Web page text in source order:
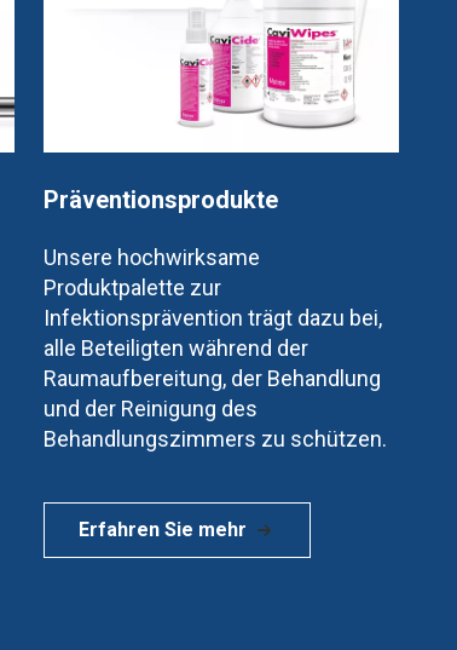
Präventionsprodukte
Unsere hochwirksame
Produktpalette zur
Infektionsprävention trägt dazu bei,
alle Beteiligten während der
Raumaufbereitung, der Behandlung
und der Reinigung des
Behandlungszimmers zu schützen.
Erfahren Sie mehr